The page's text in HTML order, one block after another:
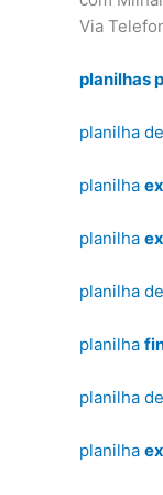
Via
planilhas
planilha de
planilha
planilha
planilha de
planilha
planilha de
planilha